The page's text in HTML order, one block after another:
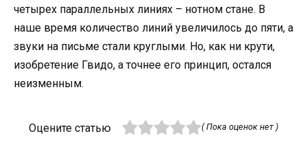
четырех параллельных линиях – нотном стане. В
наше время количество линий увеличилось до пяти, а
звуки на письме стали круглыми. Но, как ни крути,
изобретение Гвидо, а точнее его принцип, остался
неизменным.
Оцените статью ( Пока оценок нет )